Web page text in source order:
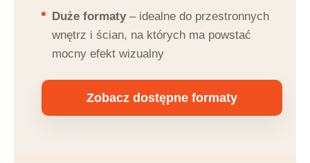
Duże formaty– idealne do przestronnych
wnętrz i ścian, na których ma powstać
mocny efekt wizualny
Zobacz dostępne formaty